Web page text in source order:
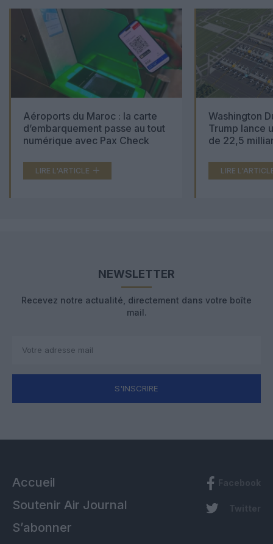
Aéroports du Maroc : la carte
d’embarquement passe au tout
numérique avec Pax Check
LIRE L'ARTICLE
Washington
Trump lance
de 22,5
LIRE
NEWSLETTER
Recevez notre actualité, directement dans votre boîte
mail.
S'INSCRIRE
Accueil
Soutenir Air Journal
S’abonner